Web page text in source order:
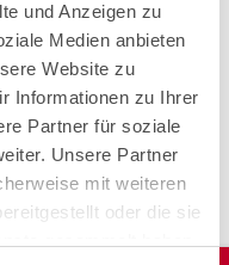
und Anzeigen zu
Medien anbieten
Website zu
Informationen zu Ihrer
Partner für soziale
Unsere Partner
mit weiteren
oder die sie
nous vous
plaisir.